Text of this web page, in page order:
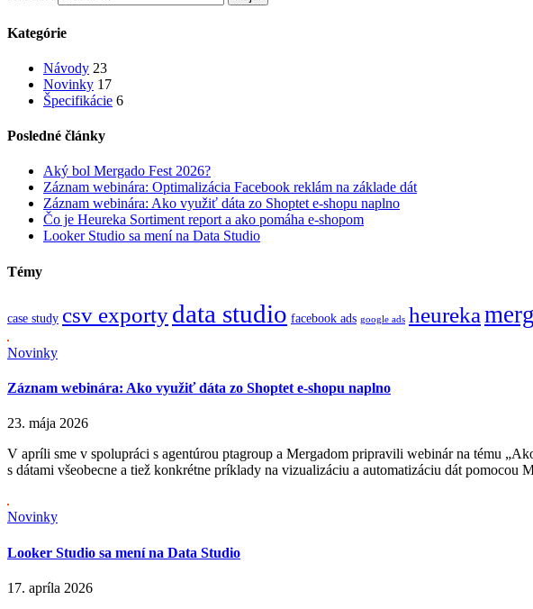
Kategórie
Návody 23
Novinky 17
Špecifikácie 6
Posledné články
Aký bol Mergado Fest 2026?
Záznam webinára: Optimalizácia Facebook reklám na základe dát
Záznam webinára: Ako využiť dáta zo Shoptet e-shopu naplno
Čo je Heureka Sortiment report a ako pomáha e-shopom
Looker Studio sa mení na Data Studio
Témy
case study csv exportydata studio facebook ads google ads heureka
Novinky
Záznam webinára: Ako využiť dáta zo Shoptet e-shopu naplno
23. mája 2026
V apríli sme v spolupráci s agentúrou ptagroup a Mergadom pripravili webinár na tému
s dátami všeobecne a tiež konkrétne príklady na vizualizáciu a automatizáciu dát
Novinky
Looker Studio sa mení na Data Studio
17. apríla 2026